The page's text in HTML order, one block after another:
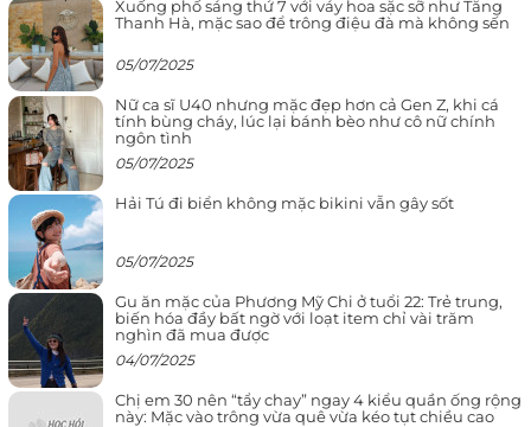
Xuống phố sáng thứ 7 với váy hoa sặc sỡ như Tăng
Thanh Hà, mặc sao để trông điệu đà mà không sến
05/07/2025
Nữ ca sĩ U40 nhưng mặc đẹp hơn cả Gen Z, khi cá
tính bùng cháy, lúc lại bánh bèo như cô nữ chính
ngôn tình
05/07/2025
Hải Tú đi biển không mặc bikini vẫn gây sốt
05/07/2025
Gu ăn mặc của Phương Mỹ Chi ở tuổi 22: Trẻ trung,
biến hóa đầy bất ngờ với loạt item chỉ vài trăm
nghìn đã mua được
04/07/2025
Chị em 30 nên “tẩy chay” ngay 4 kiểu quần ống rộng
này: Mặc vào trông vừa quê vừa kéo tụt chiều cao